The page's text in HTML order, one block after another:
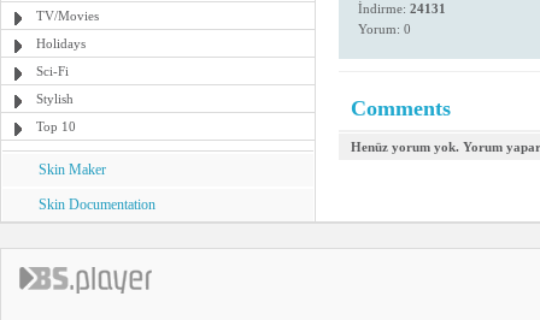
TV/Movies
Holidays
Sci-Fi
Stylish
Top 10
Skin Maker
Skin Documentation
İndirme: 24131
Yorum: 0
Comments
Henüz yorum yok. Yorum